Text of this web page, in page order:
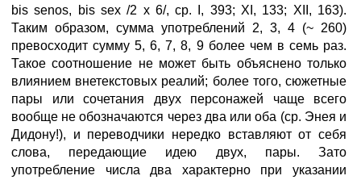
bis senos, bis sex /2 x 6/, ср. I, 393; XI, 133; XII, 163).
Таким образом, сумма употреблений 2, 3, 4 (~ 260)
превосходит сумму 5, 6, 7, 8, 9 более чем в семь раз.
Такое соотношение не может быть объяснено только
влиянием внетекстовых реалий; более того, сюжетные
пары или сочетания двух персонажей чаще всего
вообще не обозначаются через два или оба (ср. Энея и
Дидону!), и переводчики нередко вставляют от себя
слова, передающие идею двух, пары. Зато
употребление числа два характерно при указании